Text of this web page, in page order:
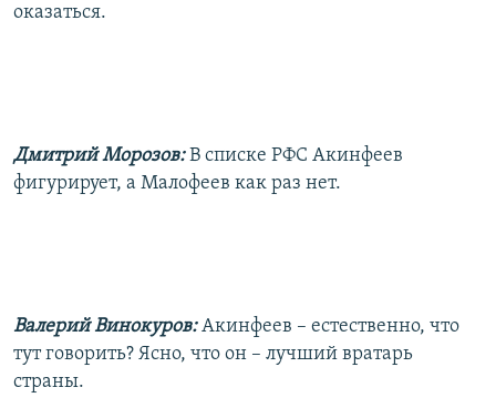
оказаться.
Дмитрий Морозов: В списке РФС Акинфеев
фигурирует, а Малофеев как раз нет.
Валерий Винокуров: Акинфеев – естественно, что
тут говорить? Ясно, что он – лучший вратарь
страны.